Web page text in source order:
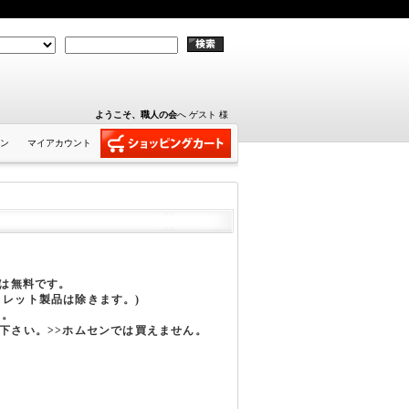
ようこそ、職人の会へ ゲスト 様
マイアカウント
無料です。
ット製品は除きます。)
さい。>>ホムセンでは買えません。